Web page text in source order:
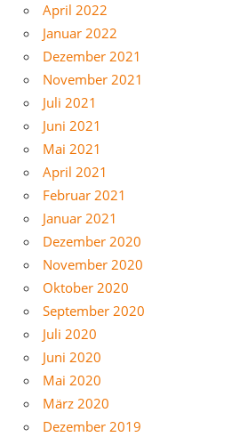
April 2022
Januar 2022
Dezember 2021
November 2021
Juli 2021
Juni 2021
Mai 2021
April 2021
Februar 2021
Januar 2021
Dezember 2020
November 2020
Oktober 2020
September 2020
Juli 2020
Juni 2020
Mai 2020
März 2020
Dezember 2019